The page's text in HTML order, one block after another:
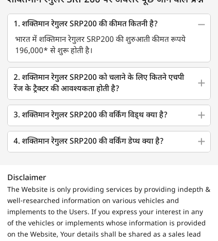
1. शक्तिमान रेगुलर SRP200 की कीमत कितनी है?
भारत में शक्तिमान रेगुलर SRP200 की शुरुआती कीमत रूपये
196,000* से शुरू होती है।
2. शक्तिमान रेगुलर SRP200 को चलाने के लिए कितने एचपी
रेंज के ट्रैक्टर की आवश्यकता होती है?
3. शक्तिमान रेगुलर SRP200 की वर्किंग विड्थ क्या है?
4. शक्तिमान रेगुलर SRP200 की वर्किंग डेप्थ क्या है?
Disclaimer
The Website is only providing services by providing indepth &
well-researched information on various vehicles and
implements to the Users. If you express your interest in any
of the vehicles or implements whose information is provided
on the Website, Your details shall be shared as a sales lead